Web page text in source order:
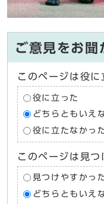
ご意見をお聞
このページは役に
役に立った
どちらともいえ
役に立たなかっ
このページは見つ
見つけやすかっ
どちらともいえ